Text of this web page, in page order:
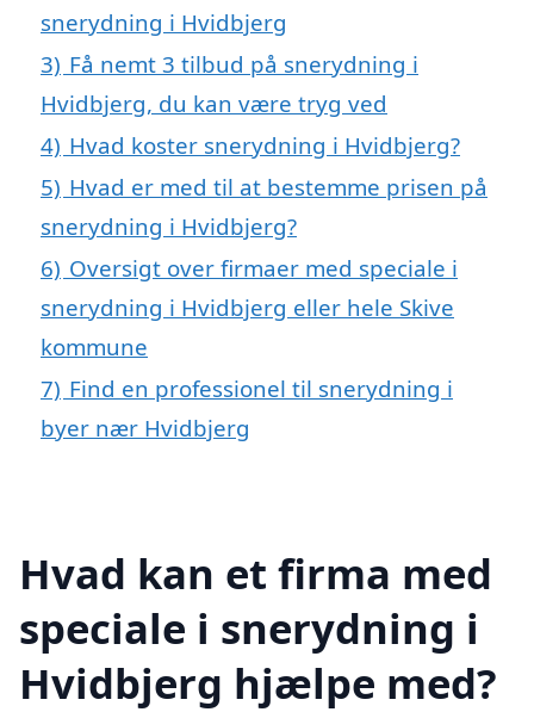
snerydning i Hvidbjerg
3) Få nemt 3 tilbud på snerydning i
Hvidbjerg, du kan være tryg ved
4) Hvad koster snerydning i Hvidbjerg?
5) Hvad er med til at bestemme prisen på
snerydning i Hvidbjerg?
6) Oversigt over firmaer med speciale i
snerydning i Hvidbjerg eller hele Skive
kommune
7) Find en professionel til snerydning i
byer nær Hvidbjerg
Hvad kan et firma med
speciale i snerydning i
Hvidbjerg hjælpe med?